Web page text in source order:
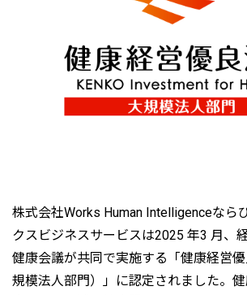
株式会社Works Human Intelligenceなら
クスビジネスサービスは2025 年3 月、
健康会議が共同で実施する「健康経営
規模法人部門）」に認定されました。